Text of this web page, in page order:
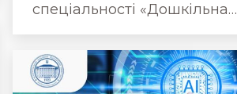
спеціальності «Дошкільна…